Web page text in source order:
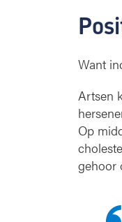
Want
Artsen
Op
gehoor